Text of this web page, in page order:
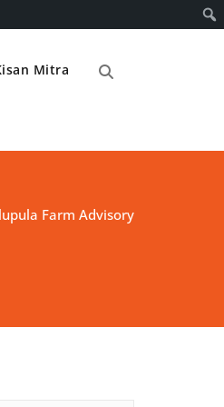
Mitra
Farm Advisory